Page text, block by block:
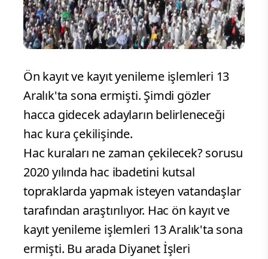
Ön kayıt ve kayıt yenileme işlemleri 13
Aralık'ta sona ermişti. Şimdi gözler
hacca gidecek adayların belirleneceği
hac kura çekilişinde.
Hac kuraları ne zaman çekilecek? sorusu
2020 yılında hac ibadetini kutsal
topraklarda yapmak isteyen vatandaşlar
tarafından araştırılıyor. Hac ön kayıt ve
kayıt yenileme işlemleri 13 Aralık'ta sona
ermişti. Bu arada Diyanet İşleri